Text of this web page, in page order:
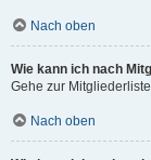
Nach oben
Wie kann ich nach
Gehe zur
Nach oben